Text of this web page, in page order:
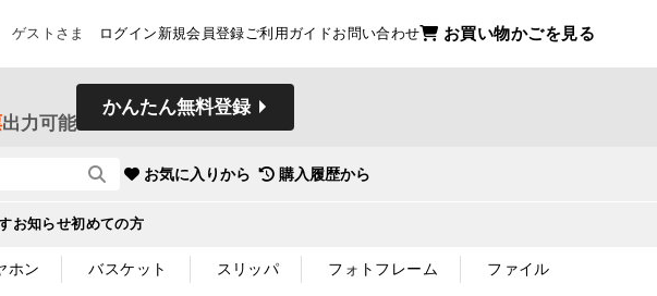
ゲストさま ログイン 新規会員登録ご利用ガイドお問い合わせ お買い物かごを見る
出力可能
かんたん無料登録
お気に入りから 購入履歴から
お知らせ初めての方
ホン バスケット スリッパ フォトフレーム ファイル